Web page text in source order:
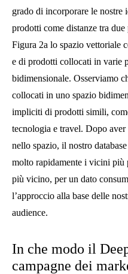
grado di incorporare le nostre
prodotti come distanze tra
Figura 2a lo spazio vettoriale
e di prodotti collocati in varie
bidimensionale. Osserviamo
collocati in uno spazio
impliciti di prodotti simili,
tecnologia e travel. Dopo
nello spazio, il nostro
molto rapidamente i vicini più
più vicino, per un dato
l’approccio alla base delle
audience.
In che modo il
campagne dei